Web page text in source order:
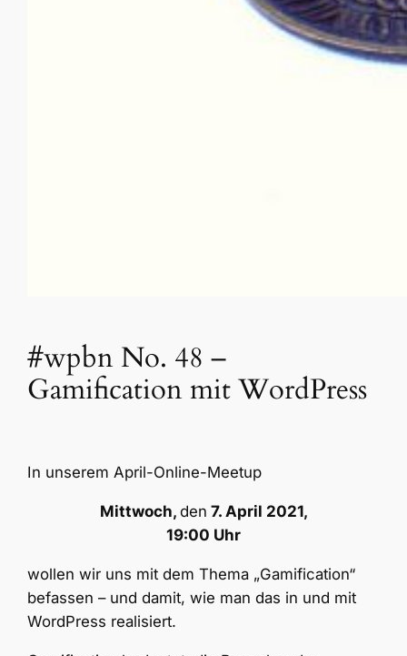
#wpbn No. 48 –
Gamification mit WordPress
In unserem April-Online-Meetup
Mittwoch, den 7. April 2021,
19:00 Uhr
wollen wir uns mit dem Thema „Gamification“
befassen – und damit, wie man das in und mit
WordPress realisiert.